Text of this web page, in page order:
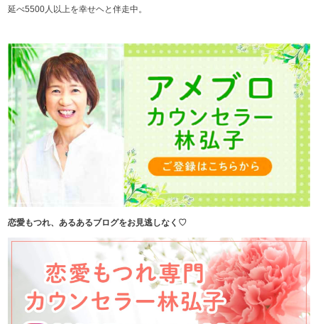
延べ5500人以上を幸せヘと伴走中。
恋愛もつれ、あるあるブログをお見逃しなく♡